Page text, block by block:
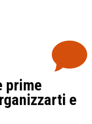
prime
e